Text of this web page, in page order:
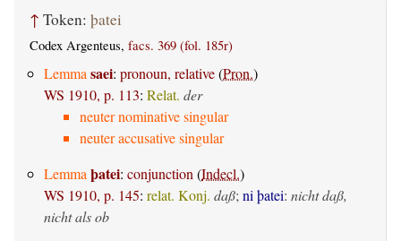
↑ Token: þatei
Codex Argenteus, facs. 369 (fol. 185r)
Lemma saei: pronoun, relative(Pron.)
WS 1910, p. 113: Relat. der
neuter nominative singular
neuter accusative singular
Lemma þatei: conjunction (Indecl.)
WS 1910, p. 145: relat. Konj. daß; ni þatei: nicht daß,
nicht als ob